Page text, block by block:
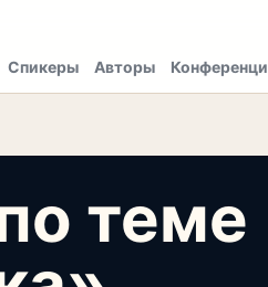
Спикеры Авторы
теме